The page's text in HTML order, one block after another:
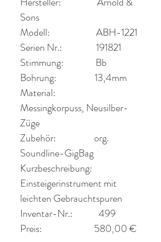
Sons
Modell: ABH-1221
Serien Nr.: 191821
Stimmung: Bb
Bohrung: 13,4mm
Material:
Messingkorpuss, Neusilber-
Züge
Zubehör: org.
Soundline-GigBag
Kurzbeschreibung:
Einsteigerinstrument mit
leichten Gebrauchtspuren
Inventar-Nr.: 499
Preis: 580,00 €